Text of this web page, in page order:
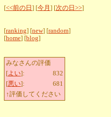
[<<前の日 ] [今月 ] [次の日>>]
[ranking] [new] [random]
[home] [blog]
みなさんの評価
[よい]:
832
[悪い]:
681
↑評価してください